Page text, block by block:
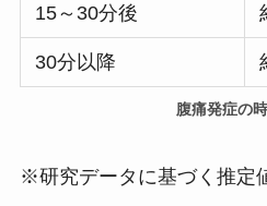
15～30分後
30分以降
腹痛発症の
※研究データに基づく推定